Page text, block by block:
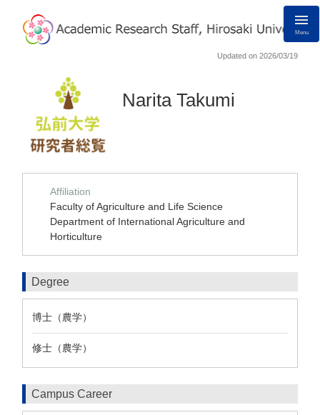
Menu
Updated on 2026/03/19
Narita Takumi
Affiliation
Faculty of Agriculture and Life Science
Department of International Agriculture and
Horticulture
Degree
博士（農学）
修士（農学）
Campus Career